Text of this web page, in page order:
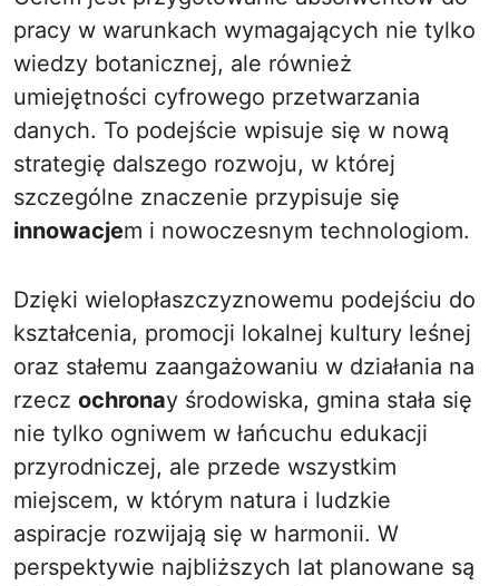
pracy w warunkach wymagających nie tylko
wiedzy botanicznej, ale również
umiejętności cyfrowego przetwarzania
danych. To podejście wpisuje się w nową
strategię dalszego rozwoju, w której
szczególne znaczenie przypisuje się
innowacjem i nowoczesnym technologiom.
Dzięki wielopłaszczyznowemu podejściu do
kształcenia, promocji lokalnej kultury leśnej
oraz stałemu zaangażowaniu w działania na
rzecz ochronay środowiska, gmina stała się
nie tylko ogniwem w łańcuchu edukacji
przyrodniczej, ale przede wszystkim
miejscem, w którym natura i ludzkie
aspiracje rozwijają się w harmonii. W
perspektywie najbliższych lat planowane są